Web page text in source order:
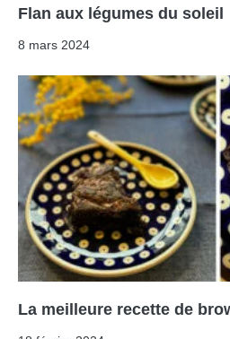
Flan aux légumes du soleil
8 mars 2024
La meilleure recette de